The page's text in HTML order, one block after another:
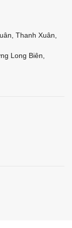
Thanh Xuân,
Long Biên,